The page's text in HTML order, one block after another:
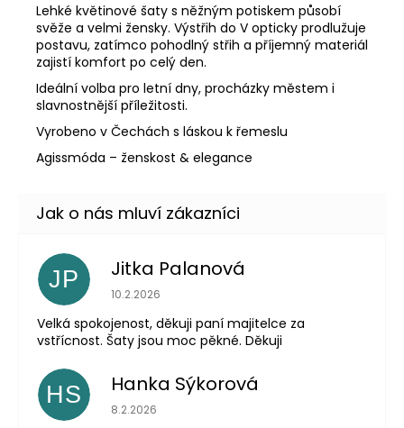
Lehké květinové šaty s něžným potiskem působí
svěže a velmi žensky. Výstřih do V opticky prodlužuje
postavu, zatímco pohodlný střih a příjemný materiál
zajistí komfort po celý den.
Ideální volba pro letní dny, procházky městem i
slavnostnější příležitosti.
Vyrobeno v Čechách s láskou k řemeslu
Agissmóda – ženskost & elegance
JP Jitka Palanová
Hodnocení obchodu je 5 z 5 hvězdiček.
10.2.2026
Velká spokojenost, děkuji paní majitelce za
vstřícnost. Šaty jsou moc pěkné. Děkuji
HS Hanka Sýkorová
Hodnocení obchodu je 5 z 5 hvězdiček.
8.2.2026